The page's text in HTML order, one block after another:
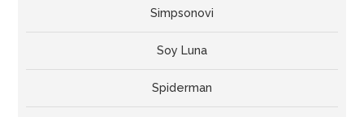
Simpsonovi
Soy Luna
Spiderman